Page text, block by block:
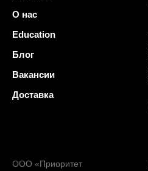
О нас
Education
Блог
Вакансии
Доставка
ООО «Приоритет